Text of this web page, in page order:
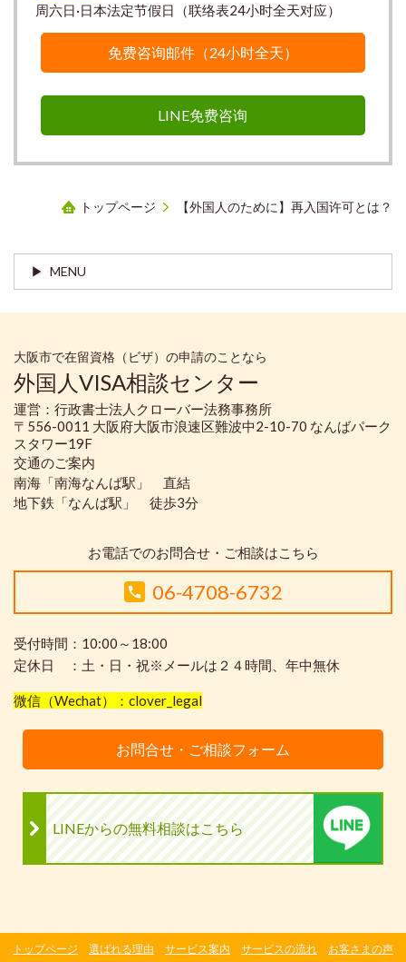
周六日·日本法定节假日（联络表24小时全天对应）
免费咨询邮件（24小时全天）
LINE免费咨询
トップページ 【外国人のために】再入国许可とは？
MENU
大阪市で在留資格（ビザ）の申請のことなら
外国人VISA相談センター
運営：行政書士法人クローバー法務事務所
〒556-0011 大阪府大阪市浪速区難波中2-10-70 なんばパーク
スタワー19F
交通のご案内
南海「南海なんば駅」 直結
地下鉄「なんば駅」 徒歩3分
お電話でのお問合せ・ご相談はこちら
06-4708-6732
受付時間：10:00～18:00
定休日 ：土・日・祝※メールは２４時間、年中無休
微信（Wechat）：clover_legal
お問合せ・ご相談フォーム
LINEからの無料相談はこちら
トップページ 選ばれる理由 サービス案内 サービスの流れ お客さまの声